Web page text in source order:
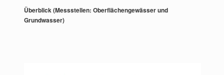
Überblick (Messstellen: Oberflächengewässer und
Grundwasser)